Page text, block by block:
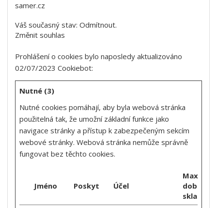
samer.cz
Váš současný stav: Odmítnout.
Změnit souhlas
Prohlášení o cookies bylo naposledy aktualizováno
02/07/2023 Cookiebot:
Nutné (3)
Nutné cookies pomáhají, aby byla webová stránka
použitelná tak, že umožní základní funkce jako
navigace stránky a přístup k zabezpečeným sekcím
webové stránky. Webová stránka nemůže správně
fungovat bez těchto cookies.
Jméno Poskytovatel
Účel
doba